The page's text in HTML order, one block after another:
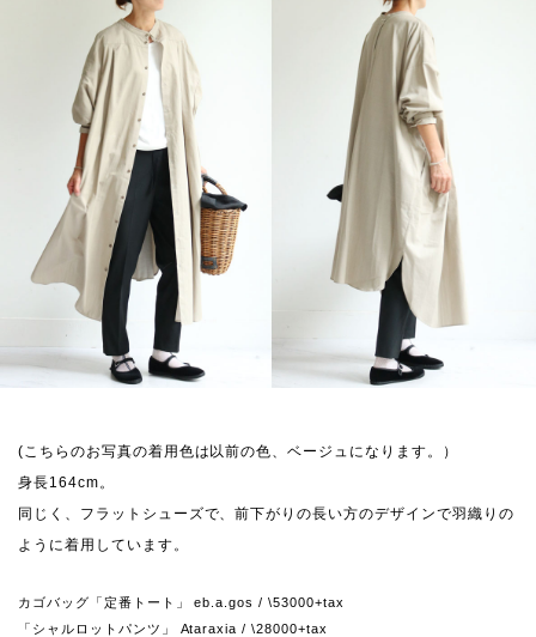
(こちらのお写真の着用色は以前の色、ベージュになります。）
身長164cm。
同じく、フラットシューズで、前下がりの長い方のデザインで羽織りの
ように着用しています。
カゴバッグ「定番トート」 eb.a.gos / \53000+tax
「シャルロットパンツ」 Ataraxia / \28000+tax